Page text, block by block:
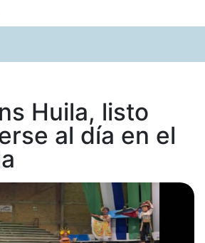
Huila, listo
al día en el